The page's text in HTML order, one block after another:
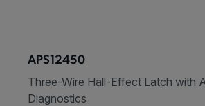
APS12450
Three-Wire Hall-Effect Latch with
Diagnostics